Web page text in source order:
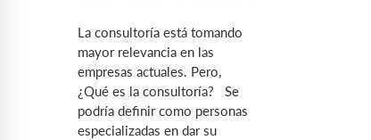
La consultoría está tomando
mayor relevancia en las
empresas actuales. Pero,
¿Qué es la consultoría? Se
podría definir como personas
especializadas en dar su